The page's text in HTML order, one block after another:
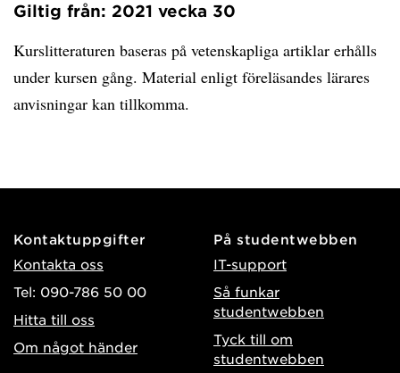
Giltig från: 2021 vecka 30
Kurslitteraturen baseras på vetenskapliga artiklar erhålls
under kursen gång. Material enligt föreläsandes lärares
anvisningar kan tillkomma.
Kontaktuppgifter
Kontakta oss
Tel: 090-786 50 00
Hitta till oss
Om något händer
På studentwebben
IT-support
Så funkar
studentwebben
Tyck till om
studentwebben